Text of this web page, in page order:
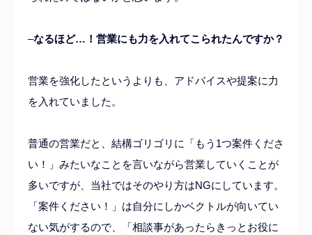
–なるほど…！営業にも力を入れてこられたんですか？
営業を強化したというよりも、アドバイスや提案に力
を入れていました。
普通の営業だと、結構ゴリゴリに「もう1つ案件くださ
い！」みたいなことを言いながら営業していくことが
多いですが、当社ではそのやり方はNGにしています。
「案件ください！」は自分にしかベクトルが向いてい
ない気がするので、「相談事があったらきっとお役に